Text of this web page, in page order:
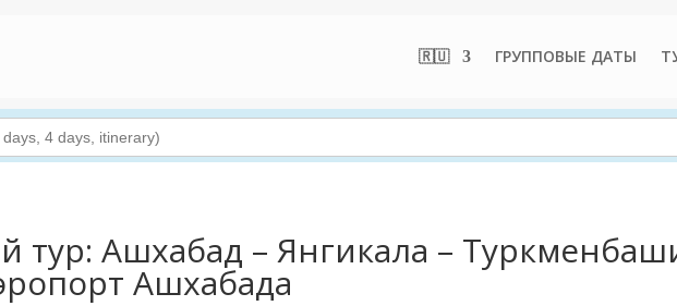
🇷🇺 ГРУППОВЫЕ ДАТЫ
тур: Ашхабад – Янгикала –
Ашхабада